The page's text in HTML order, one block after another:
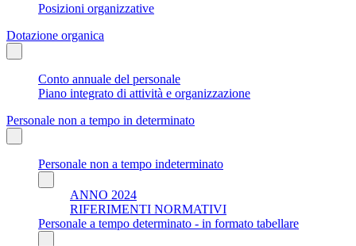
Posizioni organizzative
Dotazione organica
Conto annuale del personale
Piano integrato di attività e organizzazione
Personale non a tempo in determinato
Personale non a tempo indeterminato
ANNO 2024
RIFERIMENTI NORMATIVI
Personale a tempo determinato - in formato tabellare